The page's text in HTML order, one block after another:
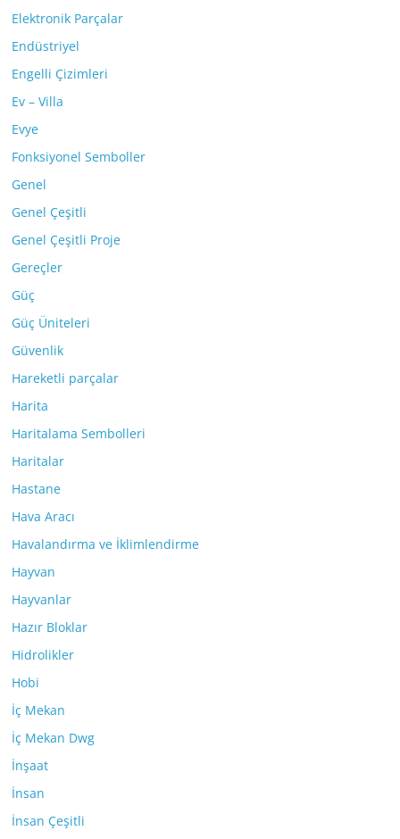
Elektronik Parçalar
Endüstriyel
Engelli Çizimleri
Ev – Villa
Evye
Fonksiyonel Semboller
Genel
Genel Çeşitli
Genel Çeşitli Proje
Gereçler
Güç
Güç Üniteleri
Güvenlik
Hareketli parçalar
Harita
Haritalama Sembolleri
Haritalar
Hastane
Hava Aracı
Havalandırma ve İklimlendirme
Hayvan
Hayvanlar
Hazır Bloklar
Hidrolikler
Hobi
İç Mekan
İç Mekan Dwg
İnşaat
İnsan
İnsan Çeşitli